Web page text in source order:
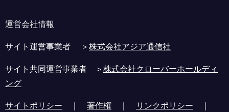
運営会社情報
サイト運営事業者 ＞株式会社アジア通信社
サイト共同運営事業者 ＞株式会社クローバーホールディ
ング
サイトポリシー ｜ 著作権 ｜ リンクポリシー ｜